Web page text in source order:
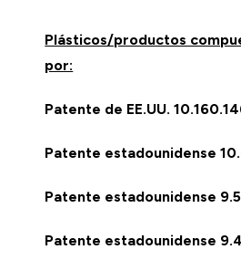
Plásticos/productos
por:
Patente de EE.UU.
Patente estadounidense
Patente estadounidense
Patente estadounidense